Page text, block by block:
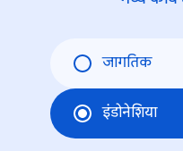
जागतिक
इंडोनेशिया